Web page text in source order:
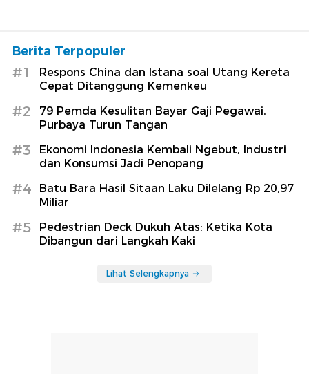
Berita Terpopuler
#1
Respons China dan Istana soal Utang Kereta
Cepat Ditanggung Kemenkeu
#2
79 Pemda Kesulitan Bayar Gaji Pegawai,
Purbaya Turun Tangan
#3
Ekonomi Indonesia Kembali Ngebut, Industri
dan Konsumsi Jadi Penopang
#4
Batu Bara Hasil Sitaan Laku Dilelang Rp 20,97
Miliar
#5
Pedestrian Deck Dukuh Atas: Ketika Kota
Dibangun dari Langkah Kaki
Lihat Selengkapnya